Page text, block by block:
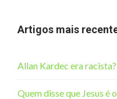
Artigos mais
Allan Kardec era racista?
Quem disse que Jesus